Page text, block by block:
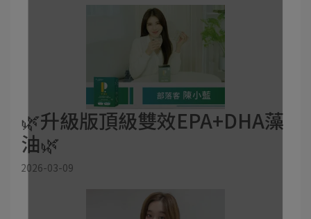
🌿升級版頂級雙效EPA+DHA藻
油🌿
2026-03-09